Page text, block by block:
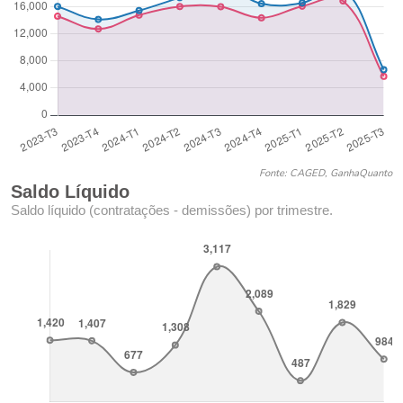
Fonte: CAGED, GanhaQuanto
Saldo Líquido
Saldo líquido (contratações - demissões) por trimestre.